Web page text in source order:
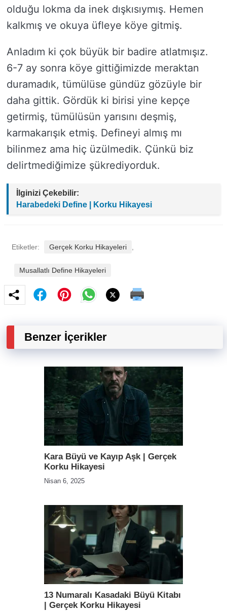
olduğu lokma da inek dışkısıymış. Hemen
kalkmış ve okuya üfleye köye gitmiş.
Anladım ki çok büyük bir badire atlatmışız.
6-7 ay sonra köye gittiğimizde meraktan
duramadık, tümülüse gündüz gözüyle bir
daha gittik. Gördük ki birisi yine kepçe
getirmiş, tümülüsün yarısını deşmiş,
karmakarışık etmiş. Defineyi almış mı
bilinmez ama hiç üzülmedik. Çünkü biz
delirtmediğimize şükrediyorduk.
İlginizi Çekebilir:
Harabedeki Define | Korku Hikayesi
Etiketler: Gerçek Korku Hikayeleri
Musallatlı Define Hikayeleri
Benzer İçerikler
Kara Büyü ve Kayıp Aşk | Gerçek
Korku Hikayesi
Nisan 6, 2025
13 Numaralı Kasadaki Büyü Kitabı
| Gerçek Korku Hikayesi